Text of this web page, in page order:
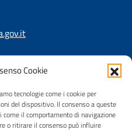
Cookie
tecnologie come i cookie per
del dispositivo. Il consenso a queste
il comportamento di navigazione
o ritirare il consenso può influire